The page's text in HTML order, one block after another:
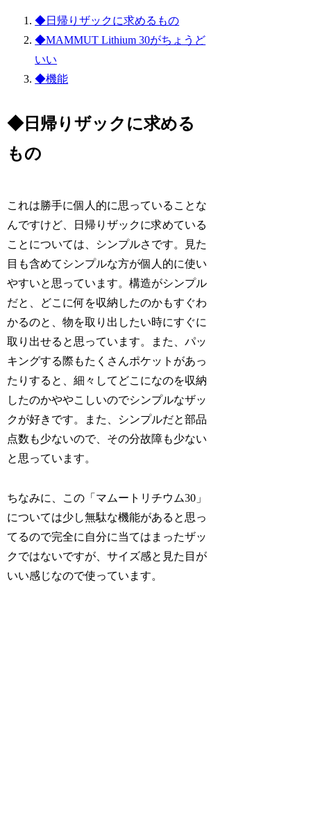
◆日帰りザックに求めるもの
◆MAMMUT Lithium 30がちょうど
いい
◆機能
◆日帰りザックに求める
もの
これは勝手に個人的に思っていることな
んですけど、日帰りザックに求めている
ことについては、シンプルさです。見た
目も含めてシンプルな方が個人的に使い
やすいと思っています。構造がシンプル
だと、どこに何を収納したのかもすぐわ
かるのと、物を取り出したい時にすぐに
取り出せると思っています。また、パッ
キングする際もたくさんポケットがあっ
たりすると、細々してどこになのを収納
したのかややこしいのでシンプルなザッ
クが好きです。また、シンプルだと部品
点数も少ないので、その分故障も少ない
と思っています。
ちなみに、この「マムートリチウム30」
については少し無駄な機能があると思っ
てるので完全に自分に当てはまったザッ
クではないですが、サイズ感と見た目が
いい感じなので使っています。